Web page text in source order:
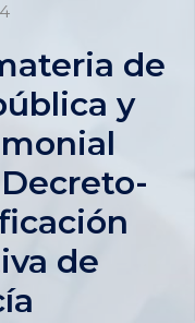
de
y
de